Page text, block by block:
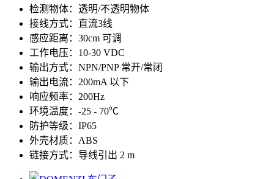
检测物体：透明/不透明物体
接线方式：直流3线
感应距离：30cm 可调
工作电压：10-30 VDC
输出方式：NPN/PNP 常开/常闭
输出电流：200mA 以下
响应频率：200Hz
环境温度：-25 - 70℃
防护等级：IP65
外壳材质：ABS
链接方式：导线引出 2 m